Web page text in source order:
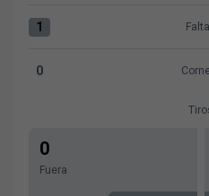
Faltas:Sant Andreu 1 versus
1
Corners:Sant Andreu 0
0
0
Fuera